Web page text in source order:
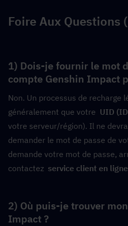
Foire Aux Questions
1) Dois-je fournir le mot
compte Genshin Impact
Non. Un processus de recharge
généralement que votre UID
votre serveur/région). Il ne
demander le mot de passe de
demande votre mot de passe,
contactez service client en ligne
2) Où puis-je trouver
Impact ?